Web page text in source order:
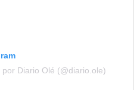
Diario Olé (@diario.ole)